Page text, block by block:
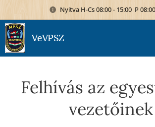
Nyitva H-Cs 08:00 - 15:00 P
VeVPSZ
Felhívás az
vezetőinek